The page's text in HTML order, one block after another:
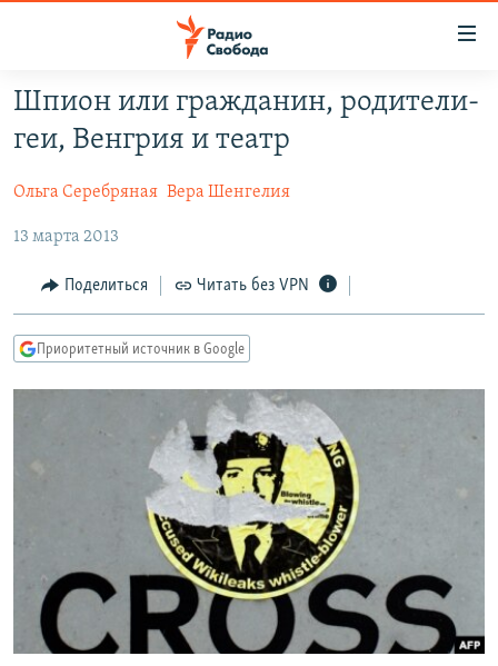
упрощенного
доступа
содержанию
Вернутся
главной
навигации
Вернутся
ПОДКАСТЫ
АВТОРСКИЕ ПРОЕКТЫ
ЦИТАТЫ СВОБОДЫ
МНЕНИЯ
КУЛЬТУРА
IDEL.РЕАЛИИ
СЕВЕР.РЕАЛИИ
СИБИРЬ.РЕАЛИИ
РАСПИСАНИЕ ВЕЩАНИЯ
ПОДПИШИТЕСЬ НА РАССЫЛКУ
СОЦИАЛЬНЫЕ СЕТИ
Шпион или гражданин, родители-
геи, Венгрия и театр
Ольга Серебряная Вера Шенгелия
13 марта 2013
Поделиться Читать без VPN
Приоритетный источник в Google